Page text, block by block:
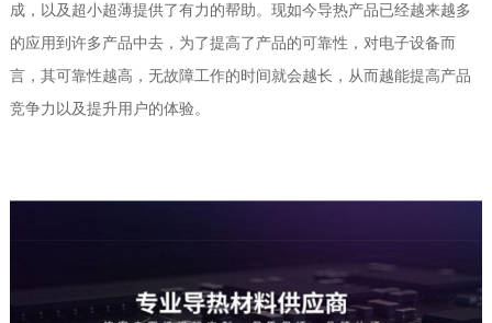
成，以及超小超薄提供了有力的帮助。现如今导热产品已经越来越多
的应用到许多产品中去，为了提高了产品的可靠性，对电子设备而
言，其可靠性越高，无故障工作的时间就会越长，从而越能提高产品
竞争力以及提升用户的体验。